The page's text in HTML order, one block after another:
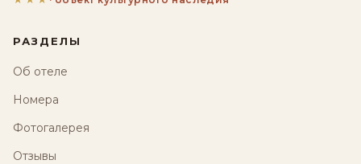
РАЗДЕЛЫ
Об отеле
Номера
Фотогалерея
Отзывы